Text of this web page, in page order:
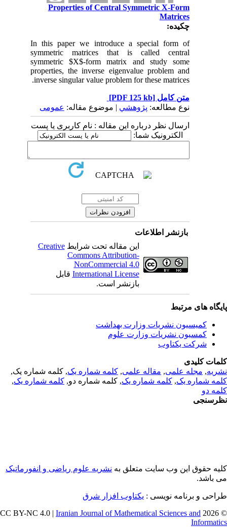
Properties of Central Symmetric X-Form
Matrices
چکیده:
In this paper we introduce a special form of
symmetric matrices that is called central
symmetric $X$-form matrix and study some
properties, the inverse eigenvalue problem and
inverse singular value problem for these matrices.
متن کامل[PDF 125 kb]
نوع مطالعه:پژوهشي| موضوع مقاله:عمومى
ارسال نظر درباره این مقاله : نام کاربری یا پست
الکترونیک شما:
بازنشر اطلاعات
این مقاله تحت شرایطCreative
Commons Attribution-
NonCommercial 4.0
International Licenseقابل
بازنشر است.
های مرتبط
کمیسیون نشریات وزارت بهداشت
کمسیون نشریات وزارت علوم
شرکت یکتاوب
کلیدی
,مجله علمی, مقاله علمی, کلمه شماره یک, کلمه شماره یک,
شماره یک,کلمه شماره یک, کلمه شماره دو,کلمه شماره یک,
دو
حقوق این وب سایت متعلق بهنشریه علوم ریاضی و انفورماتیک
باشد.
و برنامه نویسی : یکتاوب افزار شرق
©
Iranian Journal of Mathematical Sciences and